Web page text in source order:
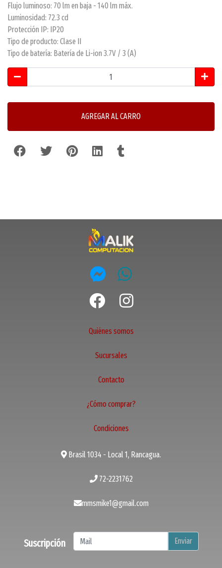
Flujo luminoso: 70 lm en baja - 140 lm máx.
Luminosidad: 72.3 cd
Protección IP: IP20
Tipo de producto: Clase II
Tipo de batería: Batería de Li-ion 3.7V / 3 (A)
AGREGAR AL CARRO
Quiénes somos
Sucursales
Contacto
¿Cómo comprar?
Condiciones
Brasil 1034 - Local 1, Rancagua.
72-2231762
mmsmike1@gmail.com
Suscripción Enviar